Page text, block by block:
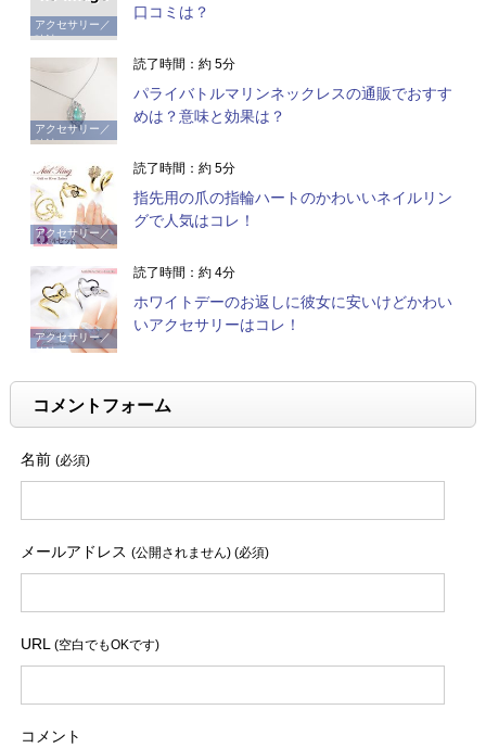
アクセサリー／
時計
口コミは？
アクセサリー／
時計
読了時間：約 5分
パライバトルマリンネックレスの通販でおすす
めは？意味と効果は？
アクセサリー／
時計
読了時間：約 5分
指先用の爪の指輪ハートのかわいいネイルリン
グで人気はコレ！
アクセサリー／
読了時間：約 4分
ホワイトデーのお返しに彼女に安いけどかわい
いアクセサリーはコレ！
コメントフォーム
名前 (必須)
メールアドレス (公開されません) (必須)
URL (空白でもOKです)
コメント